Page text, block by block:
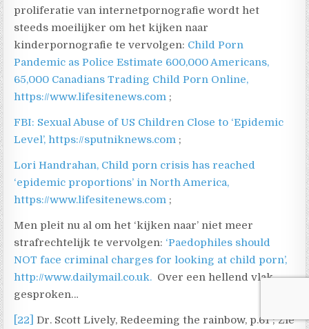
proliferatie van internetpornografie wordt het
steeds moeilijker om het kijken naar
kinderpornografie te vervolgen: Child Porn
Pandemic as Police Estimate 600,000 Americans,
65,000 Canadians Trading Child Porn Online,
https://www.lifesitenews.com ;
FBI: Sexual Abuse of US Children Close to ‘Epidemic
Level’, https://sputniknews.com ;
Lori Handrahan, Child porn crisis has reached
‘epidemic proportions’ in North America,
https://www.lifesitenews.com ;
Men pleit nu al om het ‘kijken naar’ niet meer
strafrechtelijk te vervolgen: ‘Paedophiles should
NOT face criminal charges for looking at child porn’,
http://www.dailymail.co.uk. Over een hellend vlak
gesproken…
[22] Dr. Scott Lively, Redeeming the rainbow, p.61 ; Zie